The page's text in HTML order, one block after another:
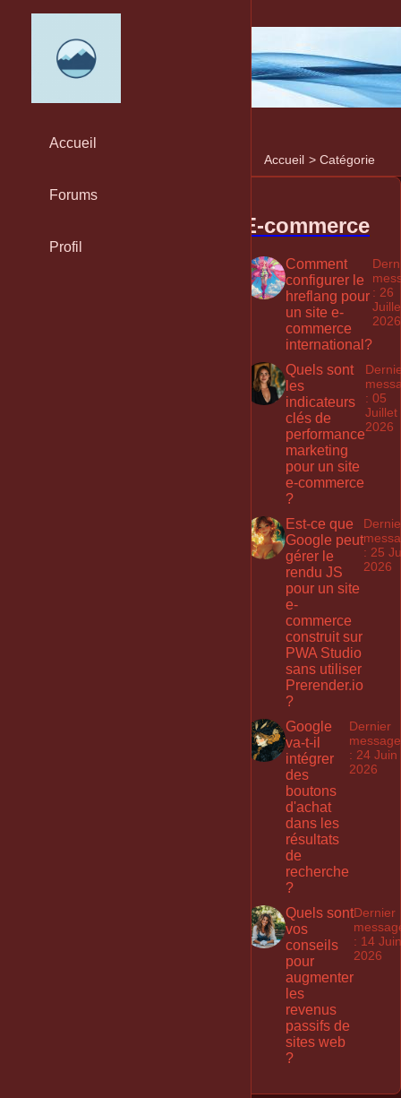
Accueil > Catégorie
Accueil
Forums
Profil
E-commerce
Comment
configurer le
hreflang pour
un site e-
commerce
international?
: 26
2026
Quels sont
les
indicateurs
clés de
performance
marketing
pour un site
e-commerce
?
: 05
Juillet
2026
Est-ce que
Google peut
gérer le
rendu JS
pour un site
e-
commerce
construit sur
PWA Studio
sans utiliser
Prerender.io
?
: 25
2026
Google
va-t-il
intégrer
des
boutons
d'achat
dans les
résultats
de
recherche
?
Dernier
message
: 24 Juin
2026
Quels sont
vos
conseils
pour
augmenter
les
revenus
passifs de
sites web
?
Dernier
: 14 Juin
2026